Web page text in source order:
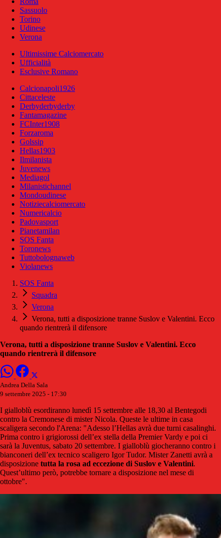
Sassuolo
Torino
Udinese
Verona
Ultimissime Calciomercato
Ufficialità
Esclusive Romano
Calcionapoli1926
Cittaceleste
Derbyderbyderby
Fantamagazine
FCInter1908
Forzaroma
Golssip
Hellas1903
Ilmilanista
Juvenews
Mediagol
Milanistichannel
Mondoudinese
Notiziecalciomercato
Numericalcio
Padovasport
Pianetamilan
SOS Fanta
Toronews
Tuttobolognaweb
Violanews
SOS Fanta
Squadra
Verona
Verona, tutti a disposizione tranne Suslov e Valentini. Ecco
quando rientrerà il difensore
Verona, tutti a disposizione tranne Suslov e Valentini. Ecco
quando rientrerà il difensore
Andrea Della Sala
9 settembre 2025 - 17:30
I gialloblù esordiranno lunedì 15 settembre alle 18,30 al Bentegodi
contro la Cremonese di mister Nicola. Queste le ultime in casa
scaligera secondo l'Arena: "Adesso l’Hellas avrà due turni casalinghi.
Prima contro i grigiorossi dell’ex stella della Premier Vardy e poi ci
sarà la Juventus, sabato 20 settembre. I gialloblù giocheranno contro i
bianconeri dell’ex tecnico scaligero Igor Tudor. Mister Zanetti avrà a
disposizione tutta la rosa ad eccezione di Suslov e Valentini.
Quest’ultimo però, potrebbe tornare a disposizione nel mese di
ottobre".